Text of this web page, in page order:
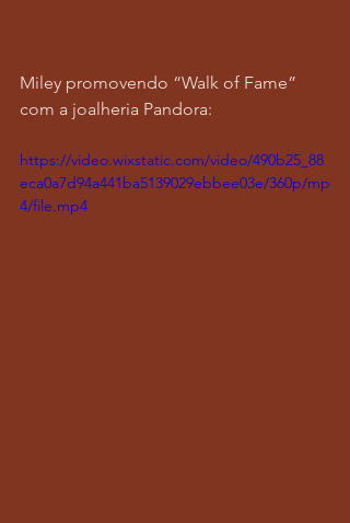
Miley promovendo “Walk of Fame”
com a joalheria Pandora:
https://video.wixstatic.com/video/490b25_88
eca0a7d94a441ba5139029ebbee03e/360p/mp
4/file.mp4